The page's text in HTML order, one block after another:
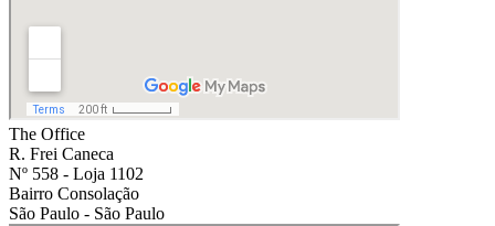
The Office
R. Frei Caneca
Nº 558 - Loja 1102
Bairro Consolação
São Paulo - São Paulo